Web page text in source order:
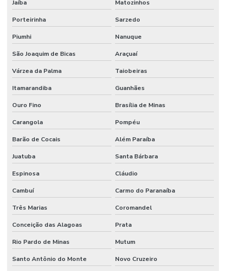
Jaíba Matozinhos
Porteirinha Sarzedo
Piumhi Nanuque
São Joaquim de Bicas Araçuaí
Várzea da Palma Taiobeiras
Itamarandiba Guanhães
Ouro Fino Brasília de Minas
Carangola Pompéu
Barão de Cocais Além Paraíba
Juatuba Santa Bárbara
Espinosa Cláudio
Cambuí Carmo do Paranaíba
Três Marias Coromandel
Conceição das Alagoas Prata
Rio Pardo de Minas Mutum
Santo Antônio do Monte Novo Cruzeiro